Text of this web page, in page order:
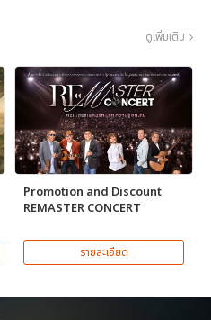
ดูเพิ่มเติม
Promotion and Discount
REMASTER CONCERT
รายละเอียด